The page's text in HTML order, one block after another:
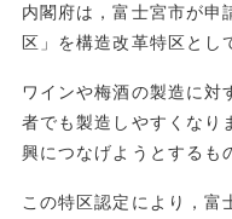
内閣府は，富士宮市が申
区」を構造改革特区とし
ワインや梅酒の製造に対
者でも製造しやすくなり
興につなげようとするも
この特区認定により，富